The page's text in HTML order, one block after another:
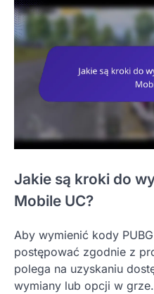
Jakie są kroki do
Mobile UC?
Aby wymienić kody
postępować zgodnie z
polega na uzyskaniu
wymiany lub opcji w